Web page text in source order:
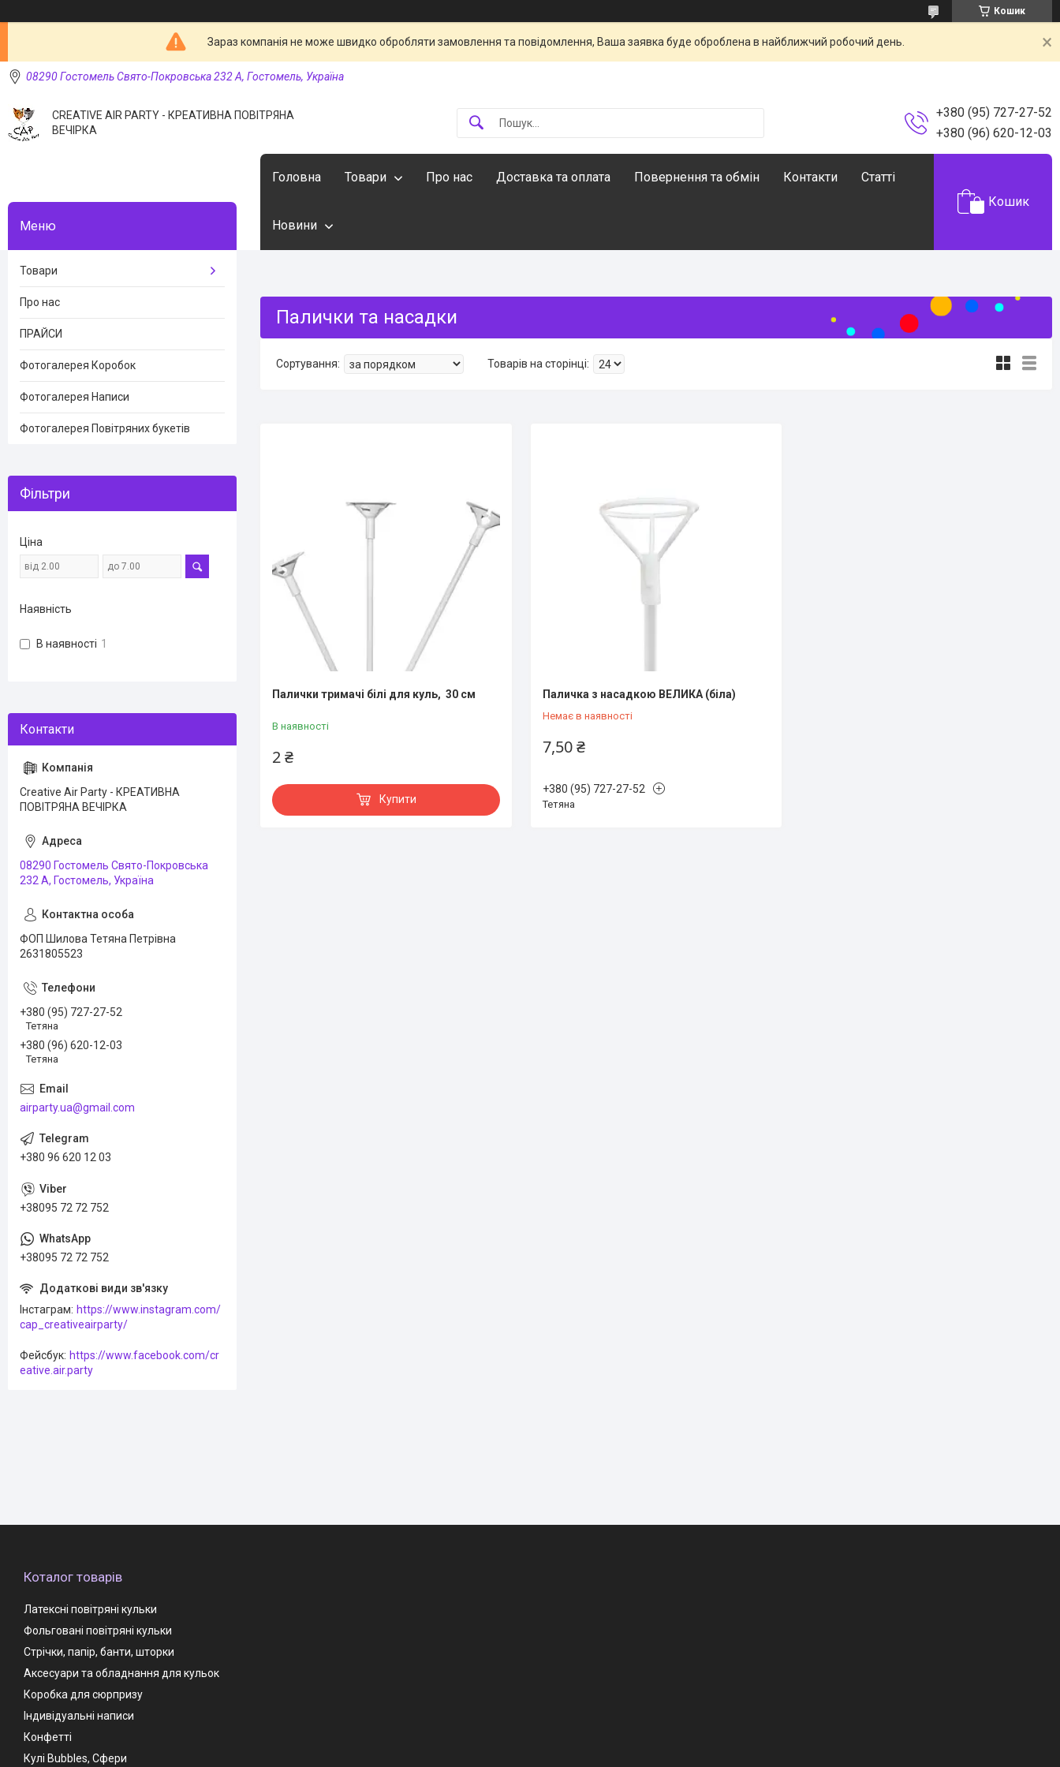
Кошик
Зараз компанія не може швидко обробляти замовлення та повідомлення, Ваша заявка буде оброблена в найближчий робочий день.
08290 Гостомель Свято-Покровська 232 А, Гостомель, Україна
CREATIVE AIR PARTY - КРЕАТИВНА ПОВІТРЯНА
ВЕЧІРКА
+380 (95) 727-27-52
+380 (96) 620-12-03
Головна Товари Про нас Доставка та оплата Повернення та обмін Контакти Статті
Новини
Кошик
Палички та насадки
Палички тримачі білі для куль, 30 см
В наявності
2 ₴
Купити
Паличка з насадкою ВЕЛИКА (біла)
Немає в наявності
7,50 ₴
+380 (95) 727-27-52
Тетяна
Товари
Про нас
ПРАЙСИ
Фотогалерея Коробок
Фотогалерея Написи
Фотогалерея Повітряних букетів
Фільтри
Ціна
Наявність
В наявності 1
Creative Air Party - КРЕАТИВНА
ПОВІТРЯНА ВЕЧІРКА
08290 Гостомель Свято-Покровська
232 А, Гостомель, Україна
ФОП Шилова Тетяна Петрівна
2631805523
+380 (95) 727-27-52
Тетяна
+380 (96) 620-12-03
Тетяна
airparty.ua@gmail.com
+380 96 620 12 03
+38095 72 72 752
+38095 72 72 752
Інстаграм https://www.instagram.com/
cap_creativeairparty/
Фейсбук https://www.facebook.com/cr
eative.air.party
Коталог товарів
Латексні повітряні кульки
Фольговані повітряні кульки
Стрічки, папір, банти, шторки
Аксесуари та обладнання для кульок
Коробка для сюрпризу
Індивідуальні написи
Конфетті
Кулі Bubbles, Сфери